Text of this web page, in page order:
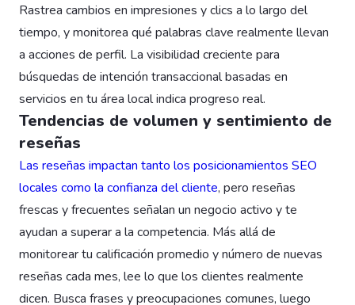
Rastrea cambios en impresiones y clics a lo largo del
tiempo, y monitorea qué palabras clave realmente llevan
a acciones de perfil. La visibilidad creciente para
búsquedas de intención transaccional basadas en
servicios en tu área local indica progreso real.
Tendencias de volumen y sentimiento de
reseñas
Las reseñas impactan tanto los posicionamientos SEO
locales como la confianza del cliente, pero reseñas
frescas y frecuentes señalan un negocio activo y te
ayudan a superar a la competencia. Más allá de
monitorear tu calificación promedio y número de nuevas
reseñas cada mes, lee lo que los clientes realmente
dicen. Busca frases y preocupaciones comunes, luego